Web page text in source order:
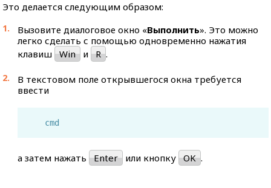
Это делается следующим образом:
Вызовите диалоговое окно «Выполнить». Это можно
легко сделать с помощью одновременно нажатия
клавиш
Win и R .
В текстовом поле открывшегося окна требуется
ввести
cmd
а затем нажать Enter или кнопку OK .